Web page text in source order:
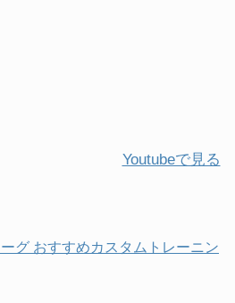
Youtubeで見る
グ おすすめカスタムトレーニン